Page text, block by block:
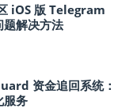
iOS 版 Telegram
题解决方法
资金追回系统：
服务